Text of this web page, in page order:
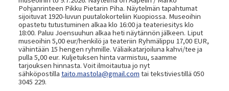
Pohjanrinteen Pikku Pietarin Piha. Näytelmän tapahtumat
sijoituvat 1920-luvun puutalokorteliin Kuopiossa. Museoihin
opastetu tutustuminen alkaa klo 16:00 ja teateriesitys klo
18:00. Paluu Joensuuhun alkaa heti näytännön jälkeen. Liput
museoihin 5,00 eur/henkilö ja teateriin Ryhmälippu 17,00 EUR,
vähintään 15 hengen ryhmille. Väliaikatarjoiluna kahvi/tee ja
pulla 5,00 eur. Kuljetuksen hinta varmistuu, saamme
tarjouksen hinnasta. Voit ilmoitautua jo nyt
sähköpostilla taito.mastola@gmail.com tai tekstiviestillä 050
3045 229.